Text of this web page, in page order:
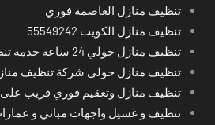
تنظيف منازل العاصمة فوري
تنظيف منازل الكويت 55549242
تنظيف منازل حولي 24 ساعة خدمة تنظيف المساجد في حولي
تنظيف منازل حولي شركة تنظيف
تنظيف منازل وتعقيم فوري قريب
تنظيف و غسيل واجهات مباني و